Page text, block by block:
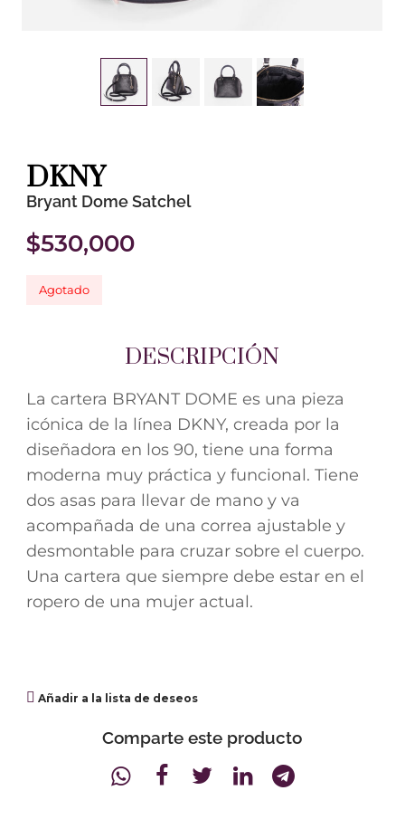
DKNY
Bryant Dome Satchel
$530,000
Agotado
DESCRIPCIÓN
La cartera BRYANT DOME es una pieza
icónica de la línea DKNY, creada por la
diseñadora en los 90, tiene una forma
moderna muy práctica y funcional. Tiene
dos asas para llevar de mano y va
acompañada de una correa ajustable y
desmontable para cruzar sobre el cuerpo.
Una cartera que siempre debe estar en el
ropero de una mujer actual.
Añadir a la lista de deseos
Comparte este producto